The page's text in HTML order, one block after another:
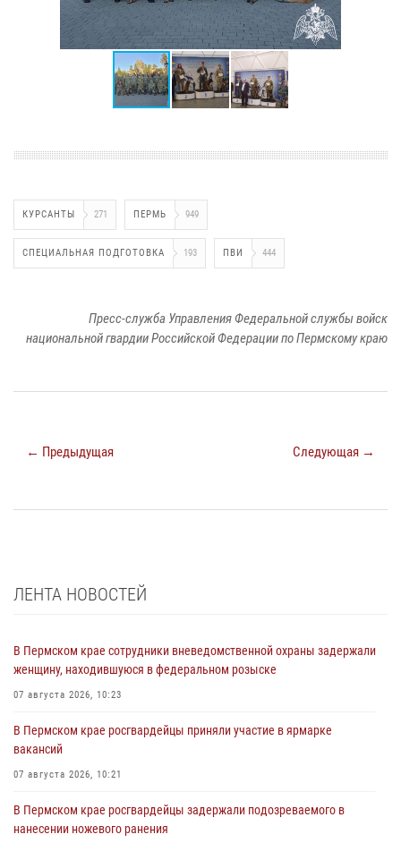
КУРСАНТЫ 271 ПЕРМЬ 949
СПЕЦИАЛЬНАЯ ПОДГОТОВКА 193 ПВИ 444
Пресс-служба Управления Федеральной службы войск
национальной гвардии Российской Федерации по Пермскому краю
← Предыдущая Следующая →
ЛЕНТА НОВОСТЕЙ
В Пермском крае сотрудники вневедомственной охраны задержали
женщину, находившуюся в федеральном розыске
07 августа 2026, 10:23
В Пермском крае росгвардейцы приняли участие в ярмарке
вакансий
07 августа 2026, 10:21
В Пермском крае росгвардейцы задержали подозреваемого в
нанесении ножевого ранения